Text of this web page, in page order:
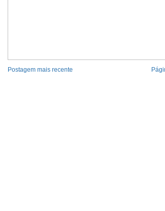
Postagem mais recente